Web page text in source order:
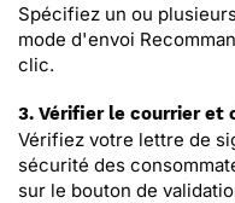
Spécifiez un ou
mode d'envoi
clic.
3. Vérifier le courrier et
Vérifiez votre lettre de
sécurité des
sur le bouton de